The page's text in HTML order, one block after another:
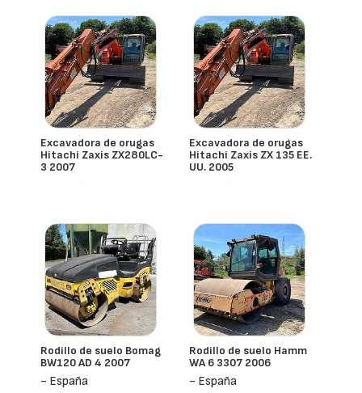
Excavadora de orugas
Hitachi Zaxis ZX280LC-
3 2007
- España
Excavadora de orugas
Hitachi Zaxis ZX 135 EE.
UU. 2005
- España
Rodillo de suelo Bomag
BW120 AD 4 2007
- España
Rodillo de suelo Hamm
WA 6 3307 2006
- España